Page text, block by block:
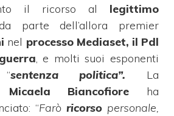
il ricorso al legittimo
parte dell’allora premier
nel processo Mediaset, il Pdl
, e molti suoi esponenti
sentenza politica”.
La
Micaela Biancofiore ha
“Farò ricorso personale,